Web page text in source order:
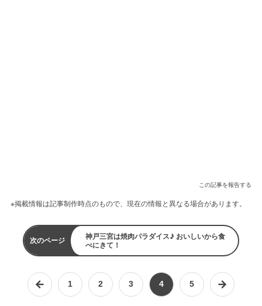
この記事を報告する
※掲載情報は記事制作時点のもので、現在の情報と異なる場合があります。
次のページ
神戸三宮は焼肉パラダイス♪ おいしいから食
べにきて！
1 2 3 4 5